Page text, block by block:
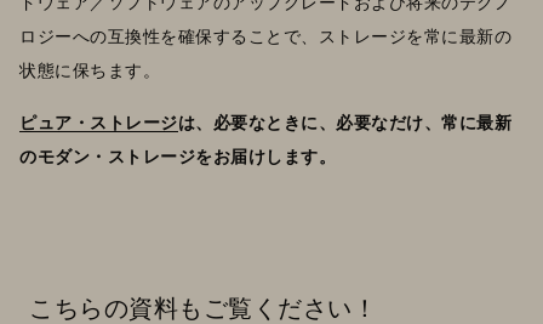
ロジーへの互換性を確保することで、ストレージを常に最新の
状態に保ちます。
ピュア・ストレージは、必要なときに、必要なだけ、常に最新
のモダン・ストレージをお届けします。
こちらの資料もご覧ください！